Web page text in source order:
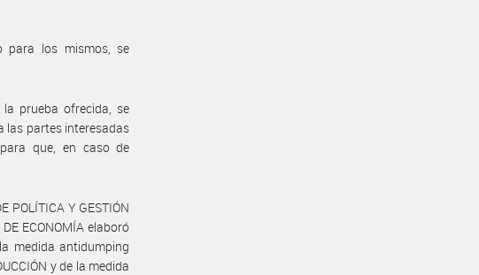
para los mismos, se
prueba ofrecida, se
las partes interesadas
que, en caso de
POLÍTICA Y GESTIÓN
DE ECONOMÍA elaboró
medida antidumping
y de la medida